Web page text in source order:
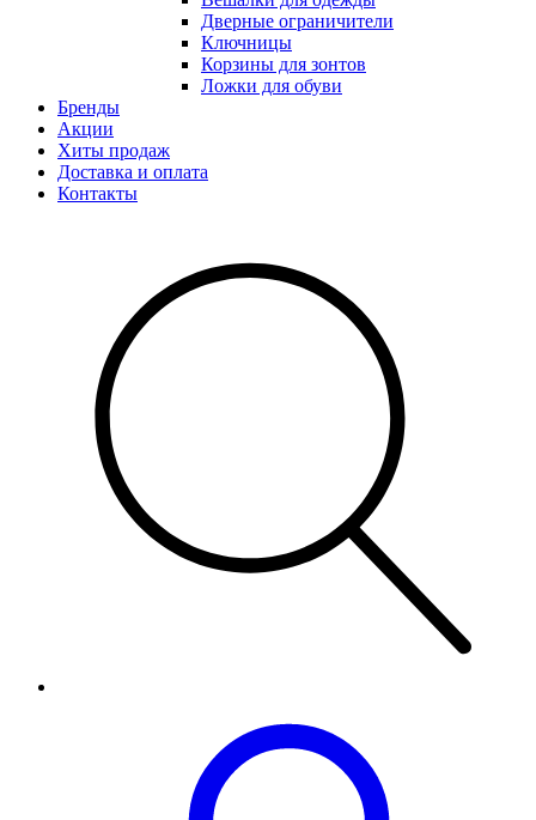
Дверные ограничители
Ключницы
Корзины для зонтов
Ложки для обуви
Бренды
Акции
Хиты продаж
Доставка и оплата
Контакты